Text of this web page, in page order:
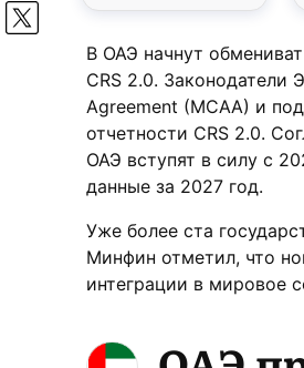
В ОАЭ начнут
CRS 2.0.
Agreement (MCAA) и
отчетности CRS 2.0.
ОАЭ вступят в силу с
данные за 2027 год.
Уже более ста
Минфин отметил, что
интеграции в мировое